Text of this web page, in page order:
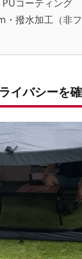
コーティング
・撥水加工（非
イバシーを